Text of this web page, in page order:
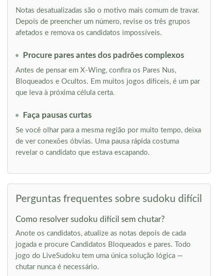
Notas desatualizadas são o motivo mais comum de travar.
Depois de preencher um número, revise os três grupos
afetados e remova os candidatos impossíveis.
Procure pares antes dos padrões complexos
Antes de pensar em X-Wing, confira os Pares Nus,
Bloqueados e Ocultos. Em muitos jogos difíceis, é um par
que leva à próxima célula certa.
Faça pausas curtas
Se você olhar para a mesma região por muito tempo, deixa
de ver conexões óbvias. Uma pausa rápida costuma
revelar o candidato que estava escapando.
Perguntas frequentes sobre sudoku difícil
Como resolver sudoku difícil sem chutar?
Anote os candidatos, atualize as notas depois de cada
jogada e procure Candidatos Bloqueados e pares. Todo
jogo do LiveSudoku tem uma única solução lógica —
chutar nunca é necessário.